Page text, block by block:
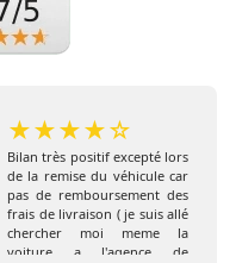
★★★★☆
Bilan très positif excepté lors
de la remise du véhicule car
pas de remboursement des
frais de livraison ( je suis allé
chercher moi meme la
voiture a l'agence de